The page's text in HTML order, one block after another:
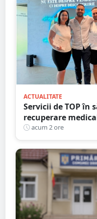
ACTUALITATE
Servicii de TOP în
recuperare
Divizia medicală
acum 2 ore